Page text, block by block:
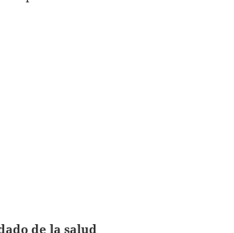
de la salud